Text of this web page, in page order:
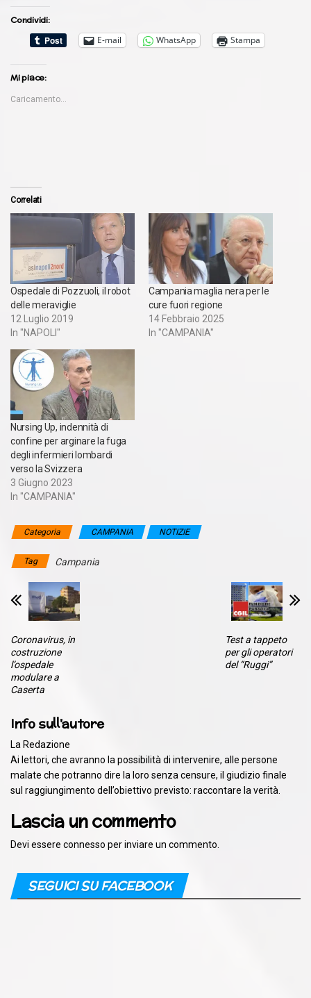
Condividi:
E-mail
WhatsApp Stampa
Mi piace:
Caricamento...
Correlati
Ospedale di Pozzuoli, il robot
delle meraviglie
12 Luglio 2019
In "NAPOLI"
Campania maglia nera per le
cure fuori regione
14 Febbraio 2025
In "CAMPANIA"
Nursing Up, indennità di
confine per arginare la fuga
degli infermieri lombardi
verso la Svizzera
3 Giugno 2023
In "CAMPANIA"
Categoria CAMPANIA NOTIZIE
Tag Campania
Coronavirus, in
costruzione
l’ospedale
modulare a
Caserta
Test a tappeto
per gli operatori
del “Ruggi”
Info sull'autore
La Redazione
Ai lettori, che avranno la possibilità di intervenire, alle persone
malate che potranno dire la loro senza censure, il giudizio finale
sul raggiungimento dell’obiettivo previsto: raccontare la verità.
Lascia un commento
Devi essere connesso per inviare un commento.
SEGUICI SU FACEBOOK